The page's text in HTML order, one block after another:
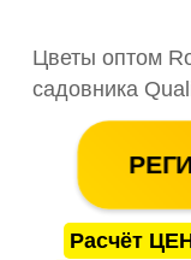
Цветы оптом
садовника
Расчёт